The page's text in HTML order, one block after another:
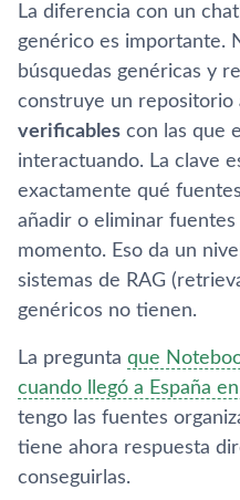
La diferencia con un
genérico es importante.
búsquedas genéricas y
construye un repositorio
verificables con las que
interactuando. La clave
exactamente qué
añadir o eliminar
momento. Eso da un
sistemas de RAG
genéricos no tienen.
La pregunta que
cuando llegó a España
tengo las fuentes
tiene ahora respuesta
conseguirlas.